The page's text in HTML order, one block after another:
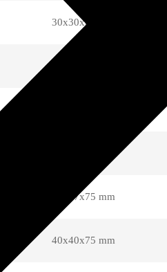
30x30x60 mm
31x37x75 mm
40x40x75 mm